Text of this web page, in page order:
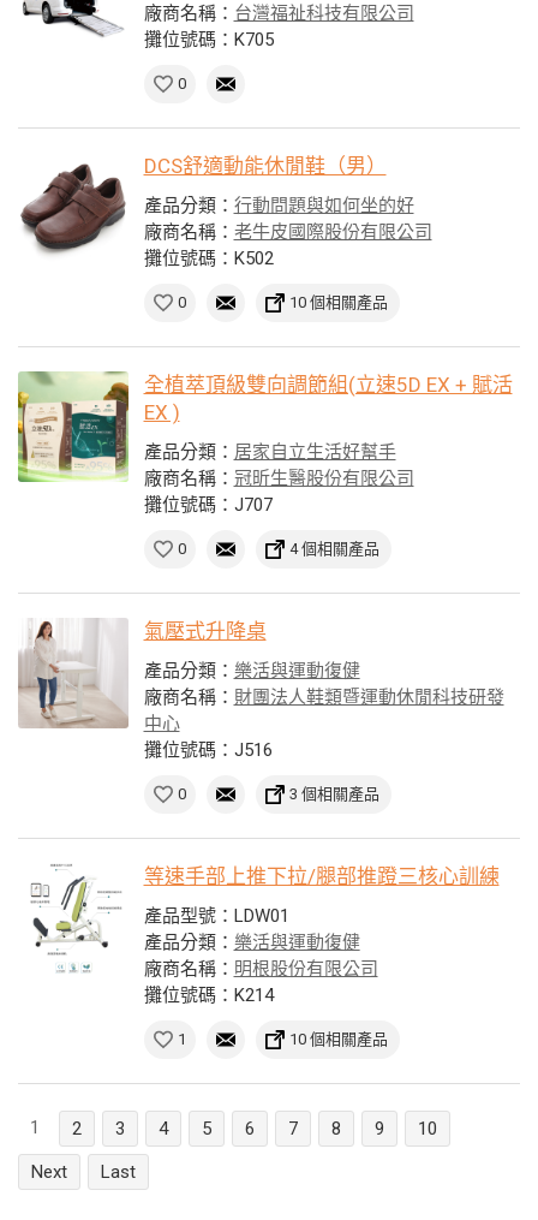
廠商名稱： 台灣福祉科技有限公司
攤位號碼：K705
0
DCS舒適動能休閒鞋（男）
產品分類： 行動問題與如何坐的好
廠商名稱： 老牛皮國際股份有限公司
攤位號碼：K502
0 10 個相關產品
全植萃頂級雙向調節組(立速5D EX + 賦活
EX )
產品分類： 居家自立生活好幫手
廠商名稱： 冠昕生醫股份有限公司
攤位號碼：J707
0 4 個相關產品
氣壓式升降桌
產品分類： 樂活與運動復健
廠商名稱： 財團法人鞋類暨運動休閒科技研發
中心
攤位號碼：J516
0 3 個相關產品
等速手部上推下拉/腿部推蹬三核心訓練
產品型號：LDW01
產品分類： 樂活與運動復健
廠商名稱： 明根股份有限公司
攤位號碼：K214
1 10 個相關產品
1 2 3 4 5 6 7 8 9
10
Next
Last